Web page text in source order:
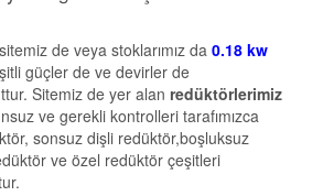
de veya stoklarımız da 0.18 kw
güçler de ve devirler de
Sitemiz de yer alan redüktörlerimiz
ve gerekli kontrolleri tarafımızca
sonsuz dişli redüktör,boşluksuz
ve özel redüktör çeşitleri